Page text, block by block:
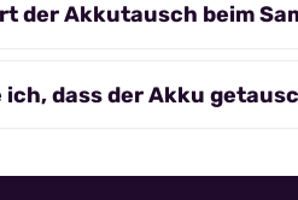
der Akkutausch beim
ich, dass der Akku